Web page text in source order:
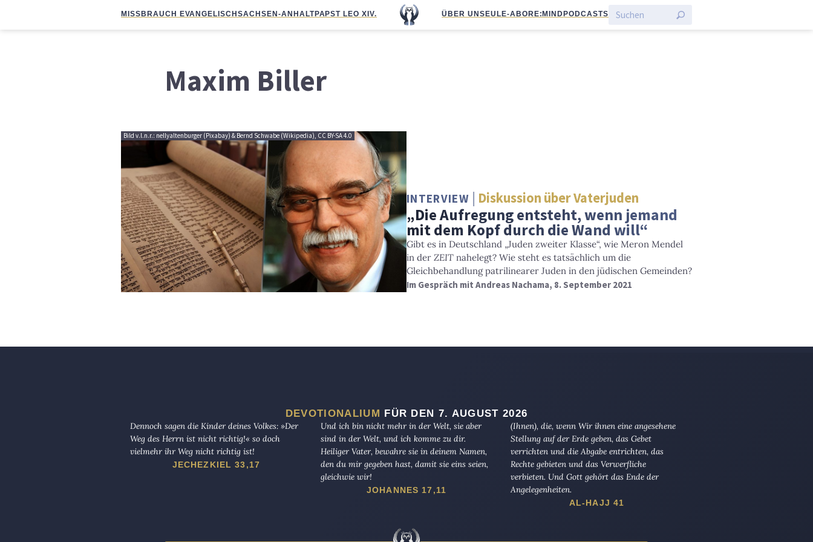
MISSBRAUCH EVANGELISCHSACHSEN-ANHALTPAPST LEO XIV. ÜBER UNS EULE-ABO RE:MIND PODCASTS
Maxim Biller
Bild v.l.n.r.: nellyaltenburger (Pixabay) & Bernd Schwabe (Wikipedia), CC BY-SA 4.0
INTERVIEW Diskussion über Vaterjuden
„Die Aufregung entsteht, wenn jemand
mit dem Kopf durch die Wand will“
Gibt es in Deutschland „Juden zweiter Klasse“, wie Meron Mendel
in der ZEIT nahelegt? Wie steht es tatsächlich um die
Gleichbehandlung patrilinearer Juden in den jüdischen Gemeinden?
Im Gespräch mit Andreas Nachama, 8. September 2021
DEVOTIONALIUM FÜR DEN 7. AUGUST 2026
Dennoch sagen die Kinder deines Volkes: »Der
Weg des Herrn ist nicht richtig!« so doch
vielmehr ihr Weg nicht richtig ist!
JECHEZKIEL 33,17
Und ich bin nicht mehr in der Welt, sie aber
sind in der Welt, und ich komme zu dir.
Heiliger Vater, bewahre sie in deinem Namen,
den du mir gegeben hast, damit sie eins seien,
gleichwie wir!
JOHANNES 17,11
(Ihnen), die, wenn Wir ihnen eine angesehene
Stellung auf der Erde geben, das Gebet
verrichten und die Abgabe entrichten, das
Rechte gebieten und das Verwerfliche
verbieten. Und Gott gehört das Ende der
Angelegenheiten.
AL-HAJJ 41